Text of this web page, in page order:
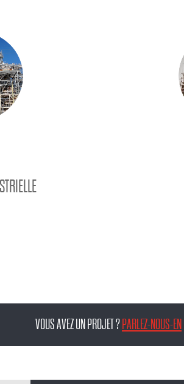
VOUS AVEZ UN PROJET ? PARLEZ-NOUS-EN